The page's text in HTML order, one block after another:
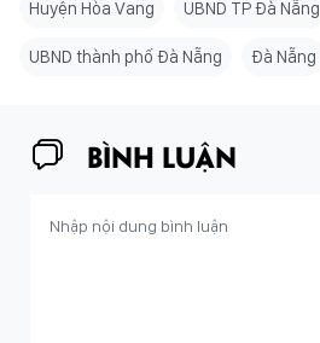
Huyện Hòa Vang UBND TP Đà Nẵng
UBND thành phố Đà Nẵng Đà Nẵng
BÌNH LUẬN